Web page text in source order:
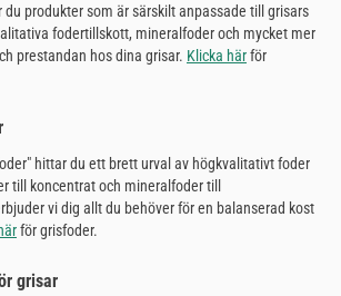
du produkter som är särskilt anpassade till grisars
fodertillskott, mineralfoder och mycket mer
prestandan hos dina grisar. Klicka härför
hittar du ett brett urval av högkvalitativt foder
till koncentrat och mineralfoder till
vi dig allt du behöver för en balanserad kost
för grisfoder.
grisar